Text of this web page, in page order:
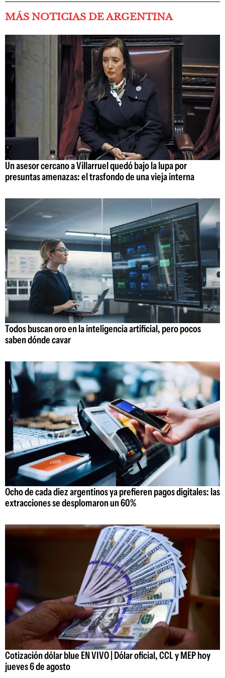
MÁS NOTICIAS DE ARGENTINA
Un asesor cercano a Villarruel quedó bajo la lupa por
presuntas amenazas: el trasfondo de una vieja interna
Todos buscan oro en la inteligencia artificial, pero pocos
saben dónde cavar
Ocho de cada diez argentinos ya prefieren pagos digitales: las
extracciones se desplomaron un 60%
Cotización dólar blue EN VIVO | Dólar oficial, CCL y MEP hoy
jueves 6 de agosto